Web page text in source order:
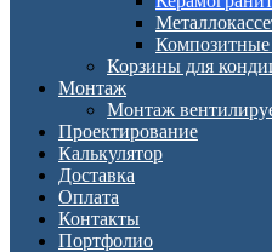
Композитные
Корзины для
Монтаж
Монтаж
Проектирование
Калькулятор
Доставка
Оплата
Контакты
Портфолио